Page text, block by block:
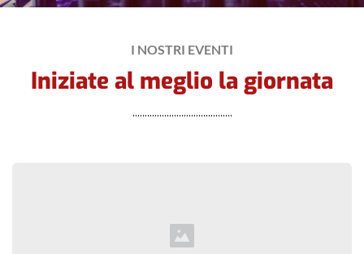
I NOSTRI EVENTI
Iniziate al meglio la giornata
.........................................